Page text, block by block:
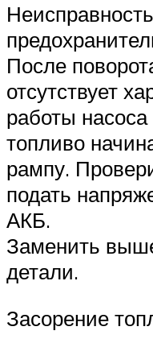
После
отсутствует
работы насоса
топливо
рампу.
подать
АКБ.
Заменить
детали.
Засорение